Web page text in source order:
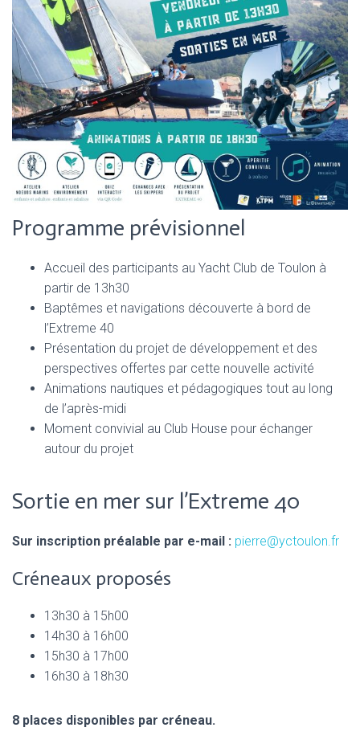
Programme prévisionnel
Accueil des participants au Yacht Club de Toulon à
partir de 13h30
Baptêmes et navigations découverte à bord de
l’Extreme 40
Présentation du projet de développement et des
perspectives offertes par cette nouvelle activité
Animations nautiques et pédagogiques tout au long
de l’après-midi
Moment convivial au Club House pour échanger
autour du projet
Sortie en mer sur l’Extreme 40
Sur inscription préalable par e-mail : pierre@yctoulon.fr
Créneaux proposés
13h30 à 15h00
14h30 à 16h00
15h30 à 17h00
16h30 à 18h30
8 places disponibles par créneau.